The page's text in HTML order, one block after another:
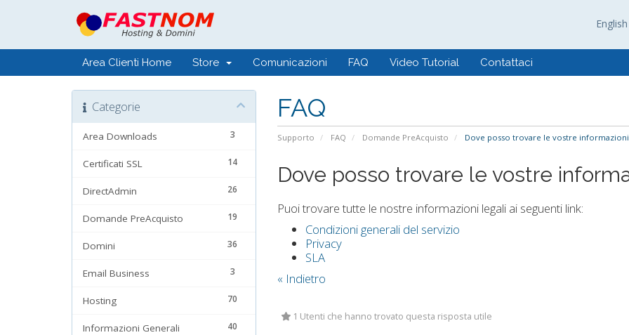
English
Area Clienti Home Store Comunicazioni FAQ Video Tutorial Contattaci
FAQ
Supporto FAQ Domande PreAcquisto Dove posso trovare le vostre informazioni
Categorie
3
Area Downloads
14
Certificati SSL
26
DirectAdmin
19
Domande PreAcquisto
36
Domini
3
Email Business
70
Hosting
40
Informazioni Generali
Dove posso trovare le vostre
Puoi trovare tutte le nostre informazioni legali ai seguenti link:
Condizioni generali del servizio
Privacy
SLA
« Indietro
1 Utenti che hanno trovato questa risposta utile